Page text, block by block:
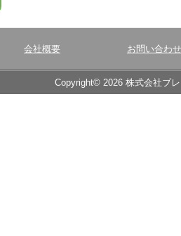
会社概要 お問い合わせ
Copyright© 2026 株式会社ブ